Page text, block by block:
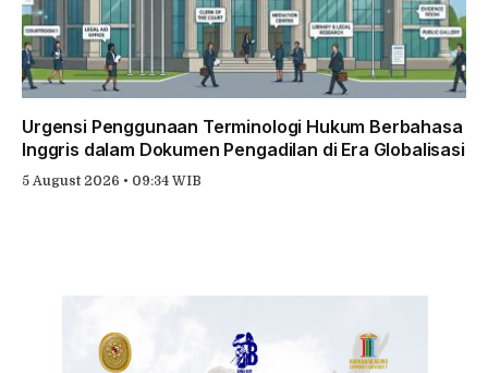
Urgensi Penggunaan Terminologi Hukum Berbahasa
Inggris dalam Dokumen Pengadilan di Era Globalisasi
5 August 2026 • 09:34 WIB